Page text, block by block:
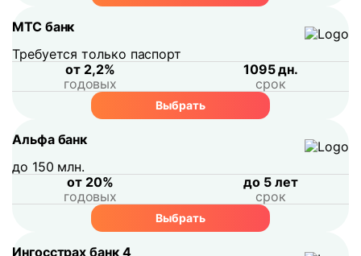
МТС банк
Требуется только паспорт
от 2,2%
годовых
1095 дн.
срок
Выбрать
Альфа банк
до 150 млн.
от 20%
годовых
до 5 лет
срок
Выбрать
Ингосстрах банк 4